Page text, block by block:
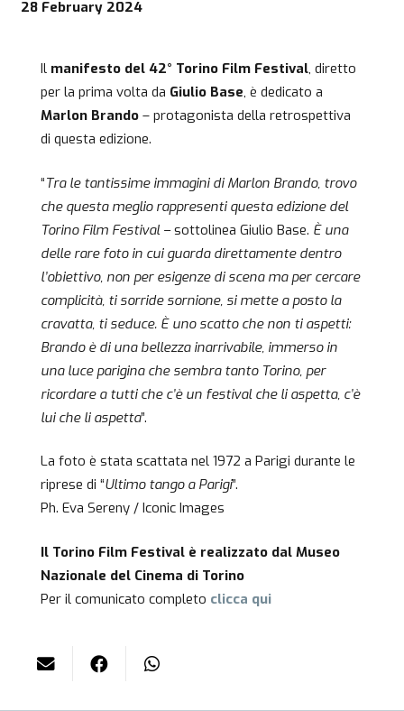
28 February 2024
Il manifesto del 42° Torino Film Festival, diretto
per la prima volta da Giulio Base, è dedicato a
Marlon Brando – protagonista della retrospettiva
di questa edizione.
“Tra le tantissime immagini di Marlon Brando, trovo
che questa meglio rappresenti questa edizione del
Torino Film Festival –sottolinea Giulio Base. È una
delle rare foto in cui guarda direttamente dentro
l’obiettivo, non per esigenze di scena ma per cercare
complicità, ti sorride sornione, si mette a posto la
cravatta, ti seduce. È uno scatto che non ti aspetti:
Brando è di una bellezza inarrivabile, immerso in
una luce parigina che sembra tanto Torino, per
ricordare a tutti che c’è un festival che li aspetta, c’è
lui che li aspetta”.
La foto è stata scattata nel 1972 a Parigi durante le
riprese di “Ultimo tango a Parigi”.
Ph. Eva Sereny / Iconic Images
Il Torino Film Festival è realizzato dal Museo
Nazionale del Cinema di Torino
Per il comunicato completo clicca qui